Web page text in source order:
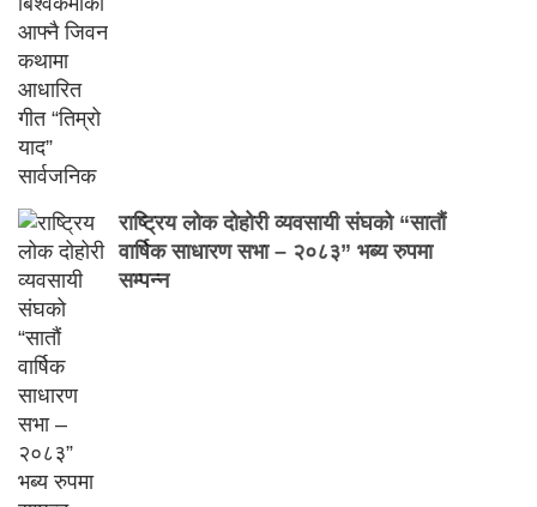
राष्ट्रिय लोक दोहोरी व्यवसायी संघको “सातौं
वार्षिक साधारण सभा – २०८३” भब्य रुपमा
सम्पन्न